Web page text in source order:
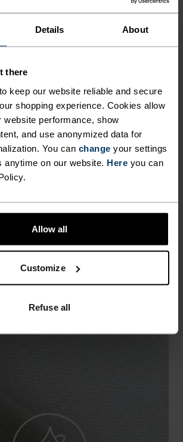
Details About
there
keep our website reliable and secure
shopping experience. Cookies allow
website performance, show
and use anonymized data for
You can change your settings
on our website. Here you can
Allow all
Customize
Refuse all
eller
etterpå, kommer du
i dette settet hele
idrettsutøver